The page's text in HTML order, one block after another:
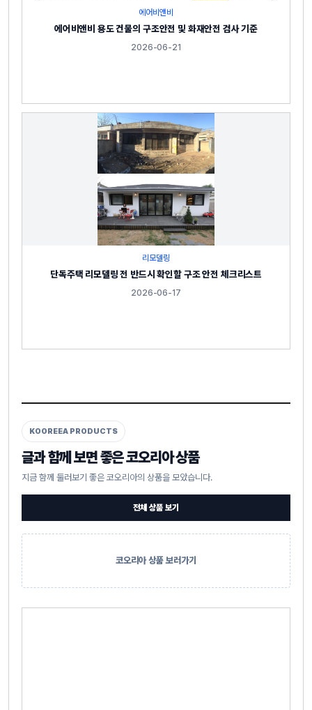
에어비앤비
에어비앤비 용도 건물의 구조안전 및 화재안전 검사 기준
2026-06-21
리모델링
단독주택 리모델링 전 반드시 확인할 구조 안전 체크리스트
2026-06-17
KOOREEA PRODUCTS
글과 함께 보면 좋은 코오리아 상품
지금 함께 둘러보기 좋은 코오리아의 상품을 모았습니다.
전체 상품 보기
코오리아 상품 보러가기